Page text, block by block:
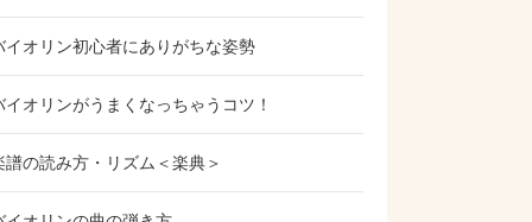
イオリン初心者にありがちな姿勢
イオリンがうまくなっちゃうコツ！
譜の読み方・リズム＜楽典＞